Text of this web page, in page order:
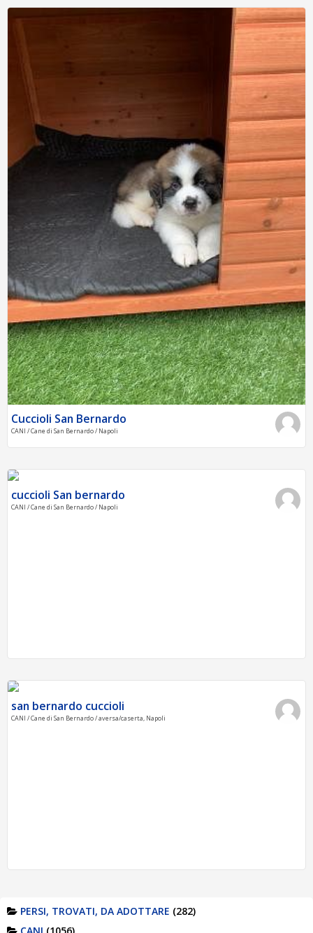
Cuccioli San Bernardo
CANI / Cane di San Bernardo / Napoli
cuccioli San bernardo
CANI / Cane di San Bernardo / Napoli
san bernardo cuccioli
CANI / Cane di San Bernardo / aversa/caserta, Napoli
PERSI, TROVATI, DA ADOTTARE (282)